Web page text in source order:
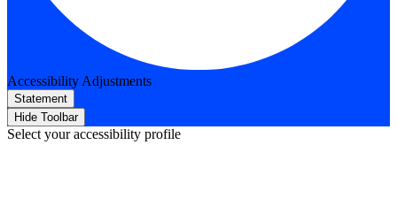
Accessibility Adjustments
Statement
Hide Toolbar
Select your accessibility profile